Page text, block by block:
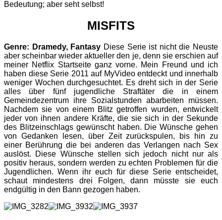
Bedeutung; aber seht selbst!
MISFITS
Genre: Dramedy, Fantasy Diese Serie ist nicht die Neuste
aber scheinbar wieder aktueller den je, denn sie erschien auf
meiner Netflix Startseite ganz vorne. Mein Freund und ich
haben diese Serie 2011 auf MyVideo entdeckt und innerhalb
weniger Wochen durchgesuchtet. Es dreht sich in der Serie
alles über fünf jugendliche Straftäter die in einem
Gemeindezentrum ihre Sozialstunden abarbeiten müssen.
Nachdem sie von einem Blitz getroffen wurden, entwickelt
jeder von ihnen andere Kräfte, die sie sich in der Sekunde
des Blitzeinschlags gewünscht haben. Die Wünsche gehen
von Gedanken lesen, über Zeit zurückspulen, bis hin zu
einer Berührung die bei anderen das Verlangen nach Sex
auslöst. Diese Wünsche stellen sich jedoch nicht nur als
positiv heraus, sondern werden zu echten Problemen für die
Jugendlichen. Wenn ihr euch für diese Serie entscheidet,
schaut mindestens drei Folgen, dann müsste sie euch
endgültig in den Bann gezogen haben.